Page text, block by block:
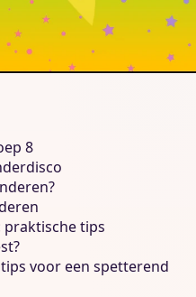
8
tips
voor een spetterend